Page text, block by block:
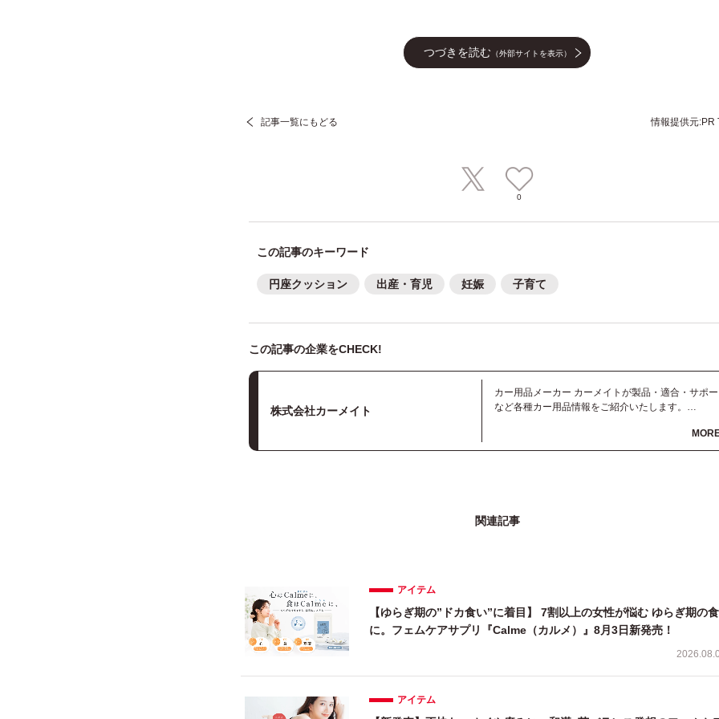
つづきを読む（外部サイトを表示）
記事一覧にもどる 情報提供元:PR
0
この記事のキーワード
円座クッション 出産・育児 妊娠 子育て
この記事の企業をCHECK!
株式会社カーメイト
カー用品メーカー カーメイトが製品・適合・サポ
など各種カー用品情報をご紹介いたします。
関連記事
アイテム
【ゆらぎ期の”ドカ食い”に着目】 7割以上の女性が悩む ゆらぎ期の
に。フェムケアサプリ『Calme（カルメ）』8月3日新発売！
アイテム